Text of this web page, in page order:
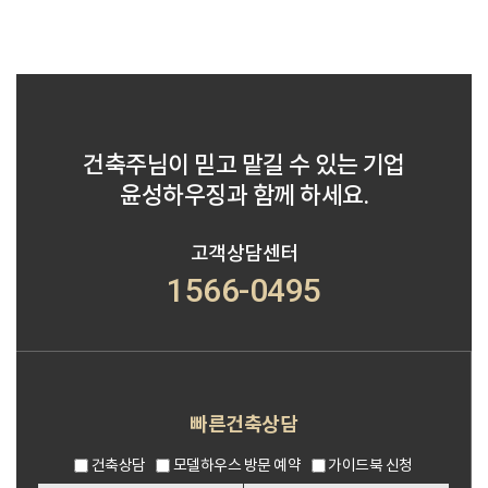
건축주님이 믿고 맡길 수 있는 기업
윤성하우징과 함께 하세요.
고객상담센터
1566-0495
빠른건축상담
건축상담 모델하우스 방문 예약 가이드북 신청